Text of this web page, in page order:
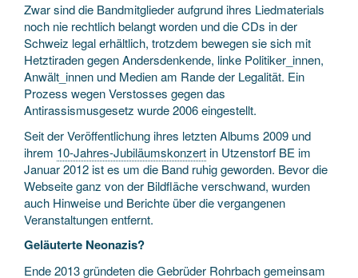
Zwar sind die Bandmitglieder aufgrund ihres Liedmaterials
noch nie rechtlich belangt worden und die CDs in der
Schweiz legal erhältlich, trotzdem bewegen sie sich mit
Hetztiraden gegen Andersdenkende, linke Politiker_innen,
Anwält_innen und Medien am Rande der Legalität. Ein
Prozess wegen Verstosses gegen das
Antirassismusgesetz wurde 2006 eingestellt.
Seit der Veröffentlichung ihres letzten Albums 2009 und
ihrem 10-Jahres-Jubiläumskonzertin Utzenstorf BE im
Januar 2012 ist es um die Band ruhig geworden. Bevor die
Webseite ganz von der Bildfläche verschwand, wurden
auch Hinweise und Berichte über die vergangenen
Veranstaltungen entfernt.
Geläuterte Neonazis?
Ende 2013 gründeten die Gebrüder Rohrbach gemeinsam